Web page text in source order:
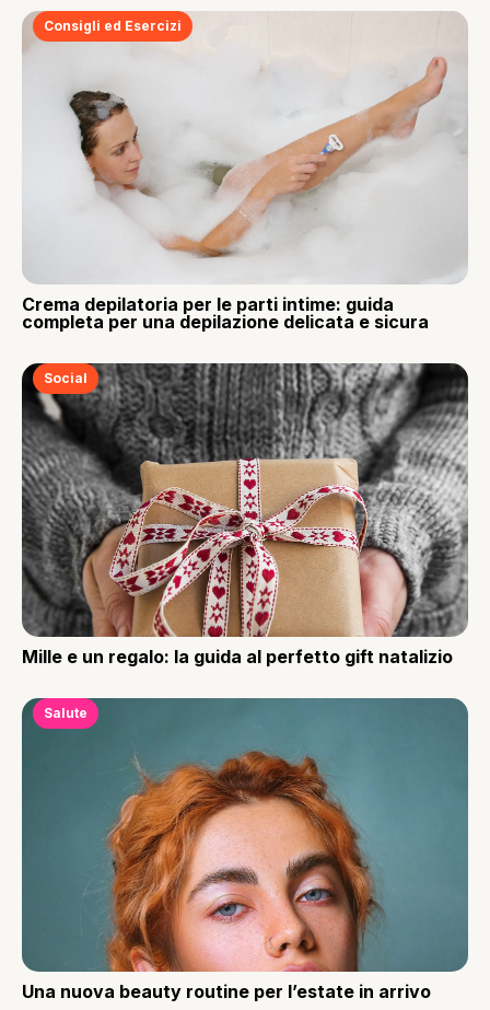
Consigli ed Esercizi
Crema depilatoria per le parti intime: guida
completa per una depilazione delicata e sicura
Social
Mille e un regalo: la guida al perfetto gift natalizio
Salute
Una nuova beauty routine per l’estate in arrivo